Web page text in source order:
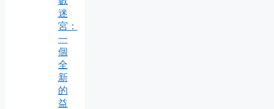
迷
宮：
一
個
全
新
的
益